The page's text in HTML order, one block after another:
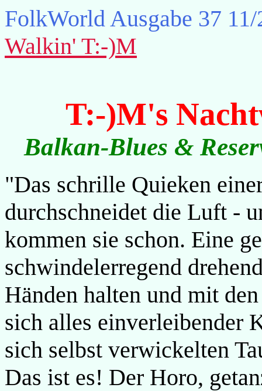
FolkWorldAusgabe 37
Walkin' T:-)M
T:-)M's
Balkan-Blues &
"Das schrille Quieken
durchschneidet die Luft -
kommen sie schon. Eine
schwindelerregend
Händen halten und mit
sich alles einverleibender
sich selbst verwickelten
Das ist es! Der Horo,